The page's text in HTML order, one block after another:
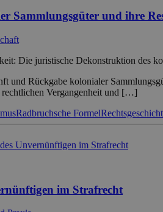
Sammlungsgüter und ihre
Die juristische Dekonstruktion des
und Rückgabe kolonialer
Vergangenheit und […]
Radbruchsche Formel
im Strafrecht